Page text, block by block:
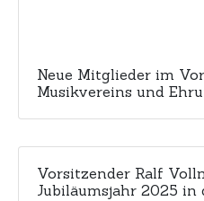
Neue Mitglieder im
Musikvereins und
Vorsitzender Ralf
Jubiläumsjahr 2025 in